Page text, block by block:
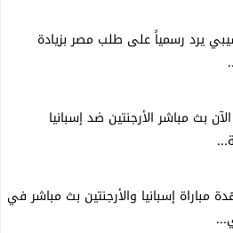
يرد رسمياً على طلب مصر بزيادة
بث مباشر الأرجنتين ضد إسبانيا
مباراة إسبانيا والأرجنتين بث مباشر في